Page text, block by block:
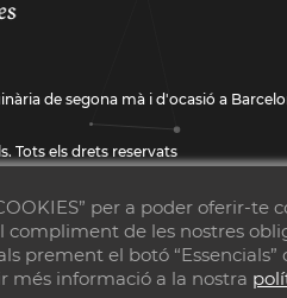
de segona mà i d'ocasió a
Tots els drets reservats
|Privacidad |Accesibilidad |Sitemaps
per a poder oferir-
de les nostres
prement el botó
més informació a la nostra